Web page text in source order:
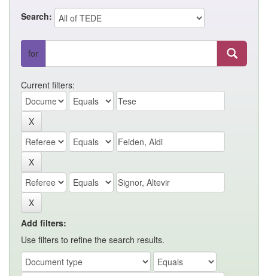
Search:
for
Current filters:
Add filters:
Use filters to refine the search results.